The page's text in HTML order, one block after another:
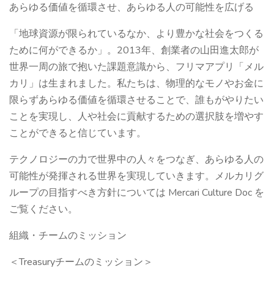
あらゆる価値を循環させ、あらゆる人の可能性を広げる
「地球資源が限られているなか、より豊かな社会をつくる
ために何ができるか」。2013年、創業者の山田進太郎が
世界一周の旅で抱いた課題意識から、フリマアプリ「メル
カリ」は生まれました。私たちは、物理的なモノやお金に
限らずあらゆる価値を循環させることで、誰もがやりたい
ことを実現し、人や社会に貢献するための選択肢を増やす
ことができると信じています。
テクノロジーの力で世界中の人々をつなぎ、あらゆる人の
可能性が発揮される世界を実現していきます。メルカリグ
ループの目指すべき方針については Mercari Culture Doc を
ご覧ください。
組織・チームのミッション
＜Treasuryチームのミッション＞